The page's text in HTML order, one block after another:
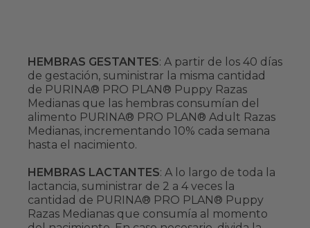
HEMBRAS GESTANTES: A partir de los 40 días
de gestación, suministrar la misma cantidad
de PURINA® PRO PLAN® Puppy Razas
Medianas que las hembras consumían del
alimento PURINA® PRO PLAN® Adult Razas
Medianas, incrementando 10% cada semana
hasta el nacimiento.
HEMBRAS LACTANTES: A lo largo de toda la
lactancia, suministrar de 2 a 4 veces la
cantidad de PURINA® PRO PLAN® Puppy
Razas Medianas que consumía al momento